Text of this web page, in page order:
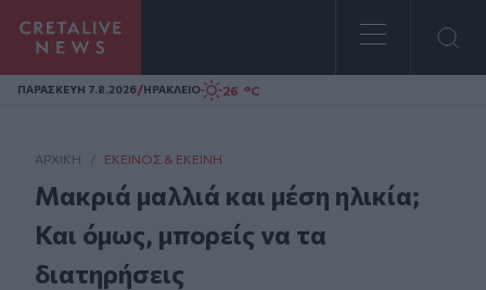
Homepage
ΠΑΡΑΣΚΕΥΗ 7.8.2026/ΗΡΑΚΛΕΙΟ 26 °C
ΑΡΧΙΚΗ / ΕΚΕΊΝΟΣ & ΕΚΕΊΝΗ
Μακριά μαλλιά και μέση ηλικία;
Και όμως, μπορείς να τα
διατηρήσεις